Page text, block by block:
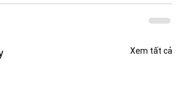
Xem tất cả